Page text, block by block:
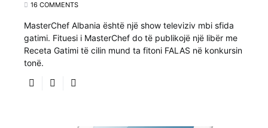
16 COMMENTS
MasterChef Albania është një show televiziv mbi sfida
gatimi. Fituesi i MasterChef do të publikojë një libër me
Receta Gatimi të cilin mund ta fitoni FALAS në konkursin
tonë.